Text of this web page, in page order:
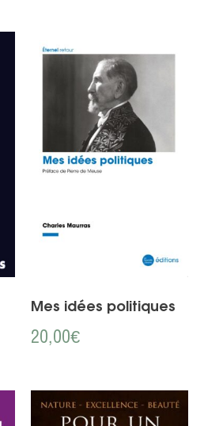
Mes idées politiques
20,00€